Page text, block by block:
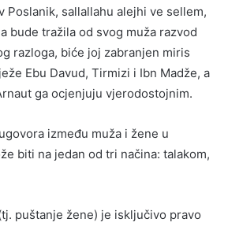
Poslanik, sallallahu alejhi ve sellem,
bude tražila od svog muža razvod
razloga, biće joj zabranjen miris
Ebu Davud, Tirmizi i Ibn Madže, a
ga ocjenjuju vjerodostojnim.
između muža i žene u
biti na jedan od tri načina: talakom,
puštanje žene) je isključivo pravo